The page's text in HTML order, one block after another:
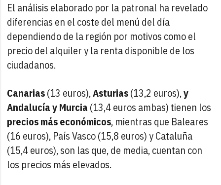
El análisis elaborado por la patronal ha revelado
diferencias en el coste del menú del día
dependiendo de la región por motivos como el
precio del alquiler y la renta disponible de los
ciudadanos.
Canarias(13 euros),Asturias(13,2 euros),y
Andalucía y Murcia (13,4 euros ambas) tienen los
precios más económicos, mientras que Baleares
(16 euros), País Vasco (15,8 euros) y Cataluña
(15,4 euros), son las que, de media, cuentan con
los precios más elevados.